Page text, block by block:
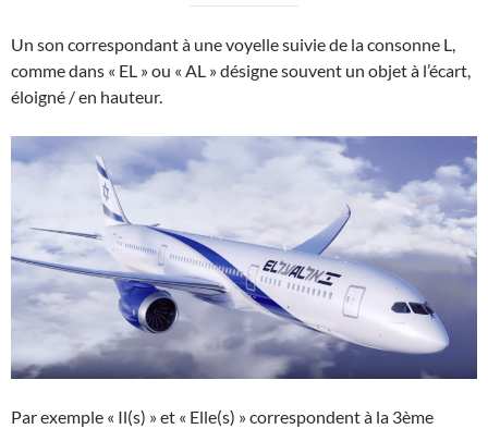
Un son correspondant à une voyelle suivie de la consonne L,
comme dans « EL » ou « AL » désigne souvent un objet à l’écart,
éloigné / en hauteur.
Par exemple « Il(s) » et « Elle(s) » correspondent à la 3ème